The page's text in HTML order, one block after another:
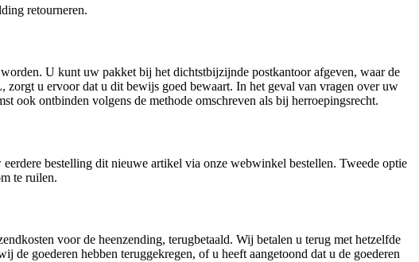
retourneren.
U kunt uw pakket bij het dichtstbijzijnde postkantoor afgeven, waar de
u ervoor dat u dit bewijs goed bewaart. In het geval van vragen over uw
ook ontbinden volgens de methode omschreven als bij herroepingsrecht.
bestelling dit nieuwe artikel via onze webwinkel bestellen. Tweede optie
te ruilen.
voor de heenzending, terugbetaald. Wij betalen u terug met hetzelfde
de goederen hebben teruggekregen, of u heeft aangetoond dat u de goederen